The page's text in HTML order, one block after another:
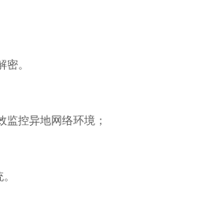
。
控异地网络环境；